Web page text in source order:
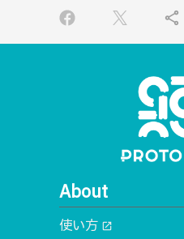
share
About
使い方 open_in_new